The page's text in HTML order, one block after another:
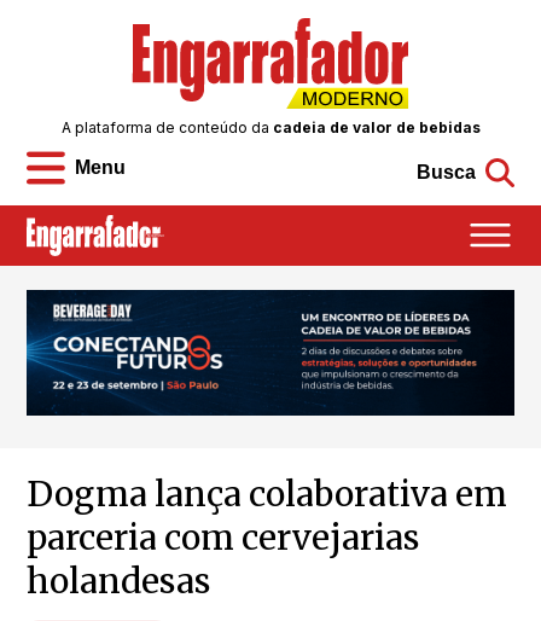
Menu
A plataforma de conteúdo da cadeia de valor de bebidas
Busca
Dogma lança colaborativa em
parceria com cervejarias
holandesas